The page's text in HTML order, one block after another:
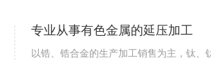
专业从事有色金属的延压加工
以锆、锆合金的生产加工销售为主，钛、